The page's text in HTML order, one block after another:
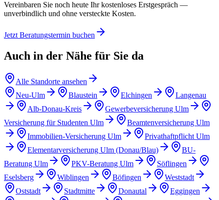
Vereinbaren Sie noch heute Ihr kostenloses Erstgespräch —
unverbindlich und ohne versteckte Kosten.
Jetzt Beratungstermin buchen
Auch in der Nähe für Sie da
Alle Standorte ansehen
Neu-Ulm
Blaustein Elchingen
Langenau
Alb-Donau-Kreis
Gewerbeversicherung Ulm
Versicherung für Studenten Ulm
Beamtenversicherung Ulm
Immobilien-Versicherung Ulm
Privathaftpflicht Ulm
Elementarversicherung Ulm (Donau/Blau)
BU-
Beratung Ulm
PKV-Beratung Ulm
Söflingen
Eselsberg
Wiblingen Böfingen
Weststadt
Oststadt
Stadtmitte Donautal
Eggingen